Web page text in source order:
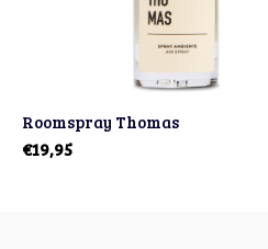
Roomspray Thomas
€19,95